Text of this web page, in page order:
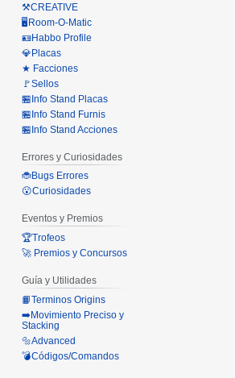
⚒️CREATIVE
🖥️Room-O-Matic
🪪Habbo Profile
💎Placas
★ Facciones
🚩Sellos
🏪Info Stand Placas
🏪Info Stand Furnis
🏪Info Stand Acciones
Errores y Curiosidades
🐞Bugs Errores
😮Curiosidades
Eventos y Premios
🏆Trofeos
🚀 Premios y Concursos
Guía y Utilidades
📙Terminos Origins
➡️Movimiento Preciso y
Stacking
🔩Advanced
💣Códigos/Comandos